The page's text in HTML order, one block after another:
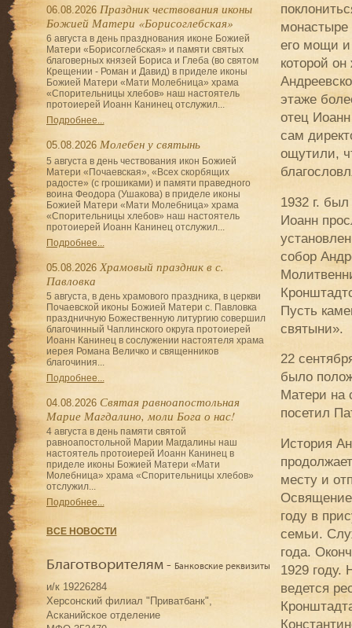
монастыре
его мощи и
которой
этаже
отец
сам
ощутили,
1932 г.
Иоанн
собор
Пусть
святыни».
22
было
Матери на
посетил
История
месту и
Освящение
году в
семьи.
года.
1929 году.
ведется
06.08.2026 Праздник чествования иконы
Божией Матери «Борисоглебская»
6 августа в день празднования иконе Божией
Матери «Борисоглебская» и памяти святых
благоверных князей Бориса и Глеба (во святом
Крещении - Роман и Давид) в приделе иконы
Божией Матери «Мати Молебница» храма
«Спорительницы хлебов» наш настоятель
протоиерей Иоанн Канинец отслужил...
Подробнее...
05.08.2026 Молебен у святынь
5 августа в день чествования икон Божией
Матери «Почаевская», «Всех скорбящих
радосте» (с грошиками) и памяти праведного
воина Феодора (Ушакова) в приделе иконы
Божией Матери «Мати Молебница» храма
«Спорительницы хлебов» наш настоятель
протоиерей Иоанн Канинец отслужил...
Подробнее...
05.08.2026 Храмовый праздник в с.
Павловка
5 августа, в день храмового праздника, в церкви
Почаевской иконы Божией Матери с. Павловка
праздничную Божественную литургию совершил
благочинный Чаплинского округа протоиерей
Иоанн Канинец в сослужении настоятеля храма
иерея Романа Величко и священников
благочиния...
Подробнее...
04.08.2026 Святая равноапостольная
Марие Магдалино, моли Бога о нас!
4 августа в день памяти святой
равноапостольной Марии Магдалины наш
настоятель протоиерей Иоанн Канинец в
приделе иконы Божией Матери «Мати
Молебница» храма «Спорительницы хлебов»
отслужил...
Подробнее...
ВСЕ НОВОСТИ
Благотворителям - Банковские реквизиты
и/к 19226284
Херсонский филиал "Приватбанк",
Асканийское отделение